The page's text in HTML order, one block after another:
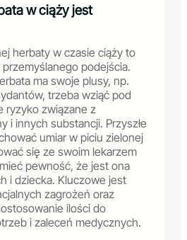
w ciąży jest
herbaty w czasie ciąży to
podejścia.
ma swoje plusy, np.
trzeba wziąć pod
ryzyko związane z
i innych substancji. Przyszłe
umiar w piciu zielonej
się ze swoim lekarzem
pewność, że jest ona
i dziecka. Kluczowe jest
zagrożeń oraz
ilości do
i zaleceń medycznych.